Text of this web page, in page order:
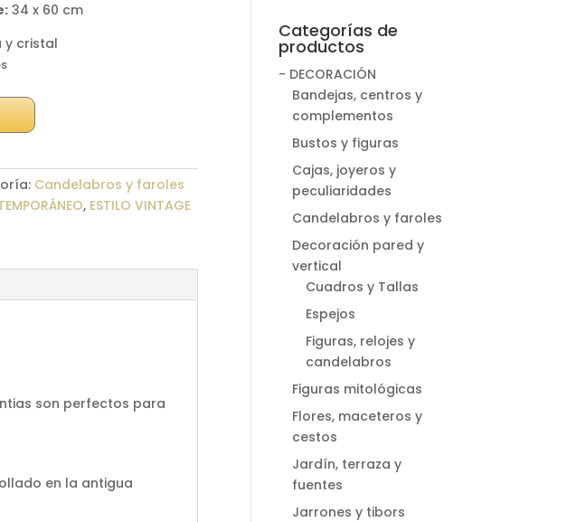
34 x 60 cm
cristal
Candelabros y faroles
, ESTILO VINTAGE
son perfectos para
en la antigua
Categorías de
productos
- DECORACIÓN
Bandejas, centros y
complementos
Bustos y figuras
Cajas, joyeros y
peculiaridades
Candelabros y faroles
Decoración pared y
vertical
Cuadros y Tallas
Espejos
Figuras, relojes y
candelabros
Figuras mitológicas
Flores, maceteros y
cestos
Jardín, terraza y
fuentes
Jarrones y tibors